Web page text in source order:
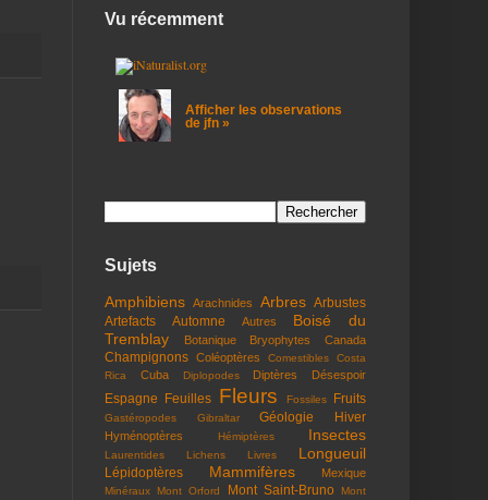
Vu récemment
Afficher les observations
de jfn »
Sujets
Amphibiens Arachnides Arbres Arbustes
Artefacts
Automne Autres
Boisé du
Tremblay
Botanique Bryophytes Canada
Champignons Coléoptères Comestibles
Costa
Rica
Cuba Diplopodes Diptères Désespoir
Espagne Feuilles Fleurs Fossiles Fruits
Gastéropodes Gibraltar Géologie Hiver
Hyménoptères Hémiptères Insectes
Laurentides Lichens Livres Longueuil
Lépidoptères Mammifères Mexique
Minéraux Mont Orford Mont Saint-Bruno
Mont